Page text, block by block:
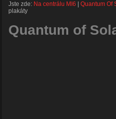
Jste zde: Na centrálu MI6 |Quantum Of
plakáty
Quantum of